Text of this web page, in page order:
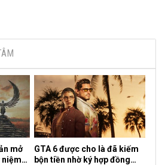
mở
niệm
GTA 6 được cho là đã kiếm
bộn tiền nhờ ký hợp đồng